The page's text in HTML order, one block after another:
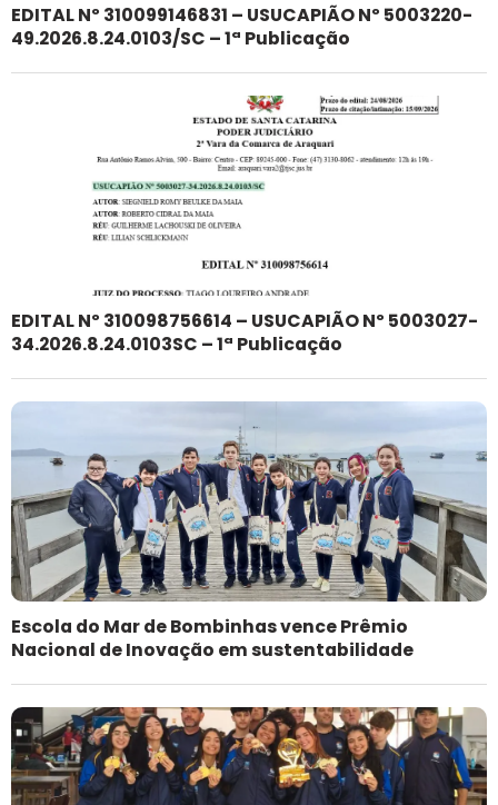
EDITAL Nº 310099146831 – USUCAPIÃO Nº 5003220-
49.2026.8.24.0103/SC – 1ª Publicação
EDITAL Nº 310098756614 – USUCAPIÃO Nº 5003027-
34.2026.8.24.0103SC – 1ª Publicação
Escola do Mar de Bombinhas vence Prêmio
Nacional de Inovação em sustentabilidade